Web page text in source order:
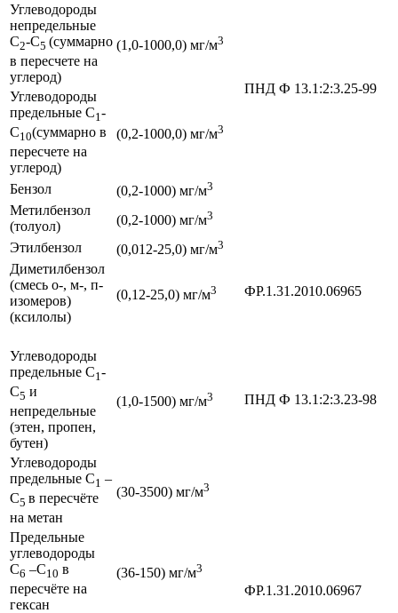
Углеводороды
непредельные
С2-С5 (суммарно
в пересчете на
углерод)
(1,0-1000,0) мг/м3
ПНД Ф 13.1:2:3.25-99
Углеводороды
предельные С1 -
С10(суммарно в
пересчете на
углерод)
(0,2-1000,0) мг/м3
Бензол (0,2-1000) мг/м3
Метилбензол
(толуол)
(0,2-1000) мг/м3
Этилбензол (0,012-25,0) мг/м3
ФР.1.31.2010.06965
Диметилбензол
(смесь о-, м-, п-
изомеров)
(ксилолы)
(0,12-25,0) мг/м3
Углеводороды
предельные С1 -
С5 и
непредельные
(этен, пропен,
бутен)
(1,0-1500) мг/м3 ПНД Ф 13.1:2:3.23-98
Углеводороды
предельные С1 –
С5 в пересчёте
на метан
(30-3500) мг/м3
ФР.1.31.2010.06967
Предельные
углеводороды
С6 –С10 в
пересчёте на
гексан
(36-150) мг/м3